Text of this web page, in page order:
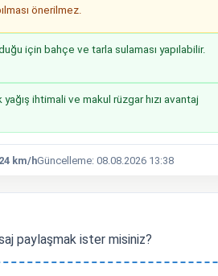
önerilmez.
için bahçe ve tarla sulaması yapılabilir.
ihtimali ve makul rüzgar hızı avantaj
24 km/hGüncelleme: 08.08.2026 13:38
paylaşmak ister misiniz?